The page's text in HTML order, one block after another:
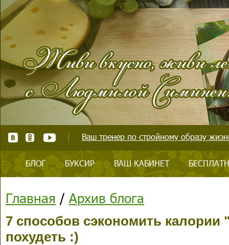
Ваш тренер по стройному образу
БЛОГ БУКСИР ВАШ КАБИНЕТ
Главная / Архив блога
7 способов сэкономить калории
похудеть :)